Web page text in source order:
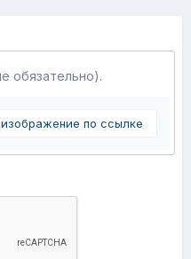
обязательно).
изображение по ссылке